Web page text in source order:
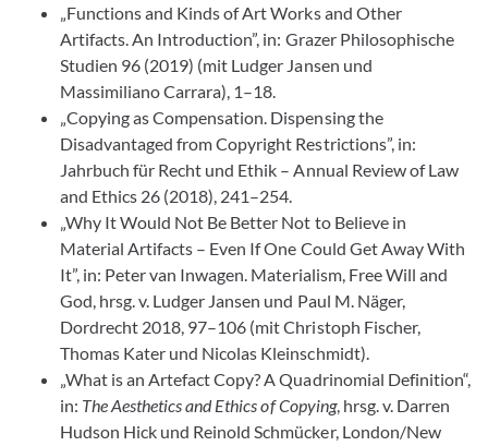
„Functions and Kinds of Art Works and Other
Artifacts. An Introduction”, in: Grazer Philosophische
Studien 96 (2019) (mit Ludger Jansen und
Massimiliano Carrara), 1–18.
„Copying as Compensation. Dispensing the
Disadvantaged from Copyright Restrictions”, in:
Jahrbuch für Recht und Ethik – Annual Review of Law
and Ethics 26 (2018), 241–254.
„Why It Would Not Be Better Not to Believe in
Material Artifacts – Even If One Could Get Away With
It”, in: Peter van Inwagen. Materialism, Free Will and
God, hrsg. v. Ludger Jansen und Paul M. Näger,
Dordrecht 2018, 97–106 (mit Christoph Fischer,
Thomas Kater und Nicolas Kleinschmidt).
„What is an Artefact Copy? A Quadrinomial Definition“,
in: The Aesthetics and Ethics of Copying, hrsg. v. Darren
Hudson Hick und Reinold Schmücker, London/New